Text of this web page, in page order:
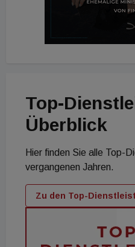
Top-
Überblick
Hier finden Sie alle Top-
vergangenen Jahren.
Zu den Top-